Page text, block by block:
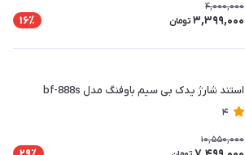
4,000,000
3,399,000 تومان 16٪
استند شارژ یدک بی سیم باوفنگ مدل bf-888s
4
10,550,000